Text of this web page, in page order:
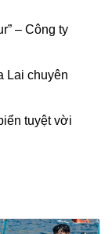
– Công ty
Lai chuyên
tuyệt vời